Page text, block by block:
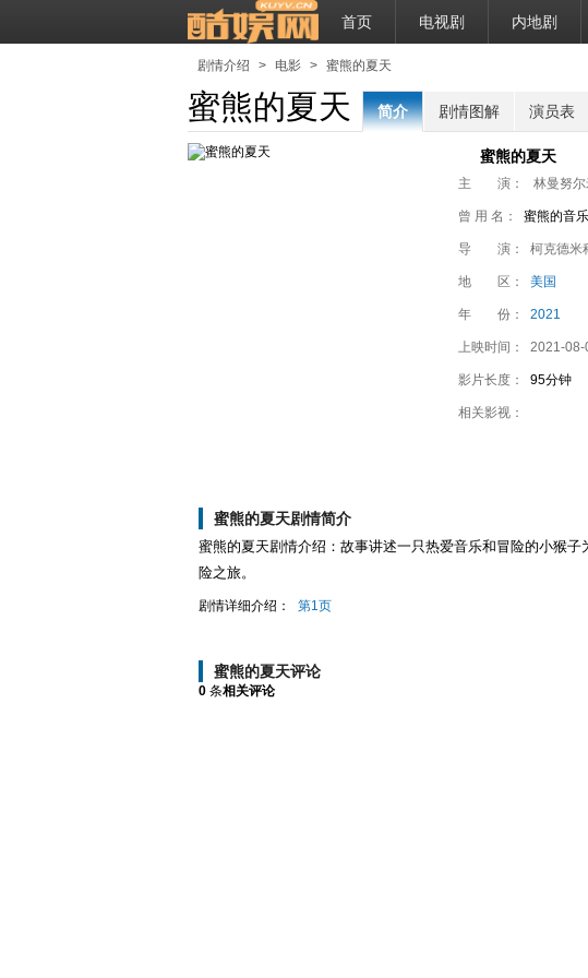
首页 电视剧 内地剧
剧情介绍 > 电影 > 蜜熊的夏天
蜜熊的夏天 简介 剧情图解 演员表
蜜熊的夏天
主 演： 林曼努
曾 用 名： 蜜熊的音
导 演： 柯克德米
地 区： 美国
年 份： 2021
上映时间： 2021-08-
影片长度： 95分钟
相关影视：
蜜熊的夏天剧情简介
蜜熊的夏天剧情介绍：故事讲述一只热爱音乐和冒险的小猴
险之旅。
剧情详细介绍： 第1页
蜜熊的夏天评论
0 条相关评论